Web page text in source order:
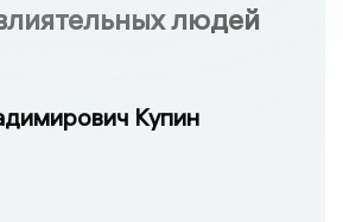
людей
Купин